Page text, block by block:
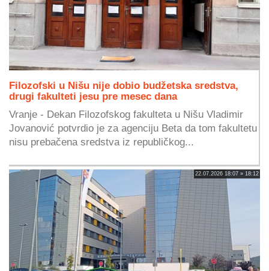
Filozofski u Nišu nije dobio budžetska sredstva,
drugi fakulteti jesu pre mesec dana
Vranje - Dekan Filozofskog fakulteta u Nišu Vladimir
Jovanović potvrdio je za agenciju Beta da tom fakultetu
nisu prebačena sredstva iz republičkog...
22.07.2026 18:07 » 18:12